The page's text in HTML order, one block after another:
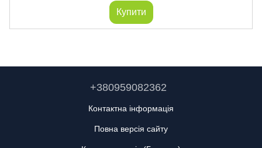
Купити
+380959082362
Контактна інформація
Повна версія сайту